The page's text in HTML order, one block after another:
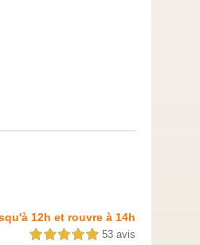
12h et rouvre à 14h
5,0 étoiles sur 5 53 avis